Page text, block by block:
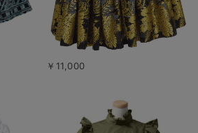
￥11,000